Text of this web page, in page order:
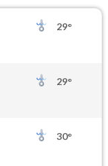
29°
29°
30°